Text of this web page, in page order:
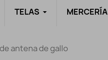
TELAS MERCERÍA
antena de gallo